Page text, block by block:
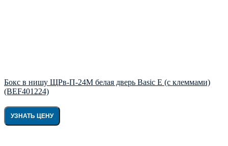
Бокс в нишу ЩРв-П-24М белая дверь Basic E (с клеммами)
(BEF401224)
УЗНАТЬ ЦЕНУ